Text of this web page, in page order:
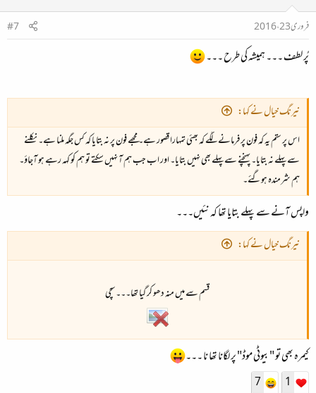
فروری 23، 2016
#7
پُر لطف ۔۔۔ ہمیشہ کی طرح ۔۔۔
نیرنگ خیال نے کہا:
اس پر ستم یہ کہ فون پر فرمانے لگے کہ بھئی تمہارا قصور ہے۔ مجھے فون پر نہ بتایا کہ کس جگہ ملنا ہے۔ نکلنے
سے پہلے نہ بتایا۔ پہنچنے سے پہلے بھی نہیں بتایا۔ اور اب جب ہم آ نہیں سکتے تو ہم کو کہہ رہے ہو آجاؤ۔
ہم شرمندہ ہوگئے۔
واپس آنے سے پہلے بتایا تھا کہ نئیں۔۔۔
نیرنگ خیال نے کہا:
قسم سے میں منہ دھو کر گیا تھا۔۔۔ سچی
کیمرہ بھی تو "بیوٹی موڈ" پر لگانا تھا نا ۔۔۔
1
7